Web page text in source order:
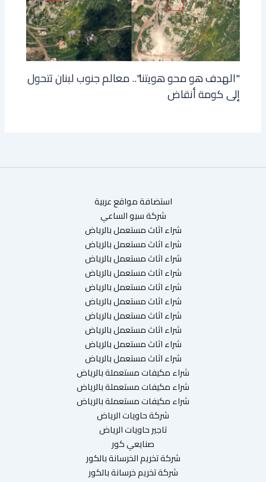
"الهدف هو محو هويتنا".. معالم جنوب لبنان تتحول
إلى كومة أنقاض
استضافة مواقع عربية
شركة سيو الساعي
شراء اثاث مستعمل بالرياض
شراء اثاث مستعمل بالرياض
شراء اثاث مستعمل بالرياض
شراء اثاث مستعمل بالرياض
شراء اثاث مستعمل بالرياض
شراء اثاث مستعمل بالرياض
شراء اثاث مستعمل بالرياض
شراء اثاث مستعمل بالرياض
شراء اثاث مستعمل بالرياض
شراء اثاث مستعمل بالرياض
شراء مكيفات مستعملة بالرياض
شراء مكيفات مستعملة بالرياض
شراء مكيفات مستعملة بالرياض
شركة حاويات الرياض
تاجير حاويات الرياض
صنايعي كور
شركة تخريم الخرسانة بالكور
شركة تخريم خرسانة بالكور